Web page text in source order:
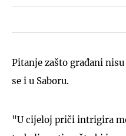
Pitanje zašto građani
se i u Saboru.
"U cijeloj priči intrigira